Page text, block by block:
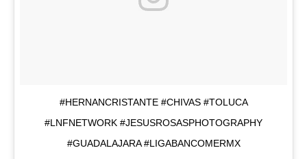
#HERNANCRISTANTE #CHIVAS #TOLUCA
#LNFNETWORK #JESUSROSASPHOTOGRAPHY
#GUADALAJARA #LIGABANCOMERMX